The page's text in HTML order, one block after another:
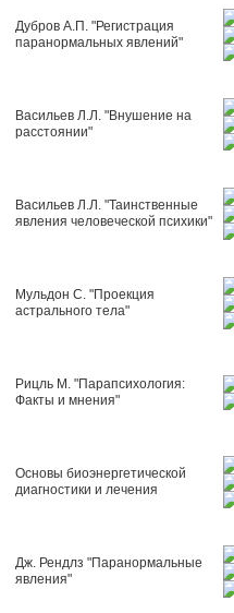
Дубров А.П. "Регистрация
паранормальных явлений"
Васильев Л.Л. "Внушение на
расстоянии"
Васильев Л.Л. "Таинственные
явления человеческой психики"
Мульдон С. "Проекция
астрального тела"
Рицль М. "Парапсихология:
Факты и мнения"
Основы биоэнергетической
диагностики и лечения
Дж. Рендлз "Паранормальные
явления"